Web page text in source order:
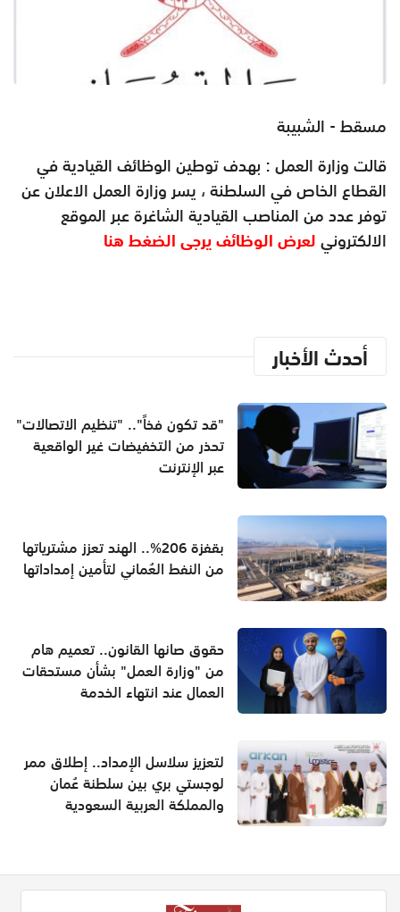
مسقط - الشبيبة
قالت وزارة العمل : بهدف توطين الوظائف القيادية في
القطاع الخاص في السلطنة ، يسر وزارة العمل الاعلان عن
توفر عدد من المناصب القيادية الشاغرة عبر الموقع
الالكترونيلعرض الوظائف يرجى الضغط هنا
أحدث الأخبار
"قد تكون فخاً".. "تنظيم الاتصالات"
تحذر من التخفيضات غير الواقعية
عبر الإنترنت
بقفزة 206%.. الهند تعزز مشترياتها
من النفط العُماني لتأمين إمداداتها
حقوق صانها القانون.. تعميم هام
من "وزارة العمل" بشأن مستحقات
العمال عند انتهاء الخدمة
لتعزيز سلاسل الإمداد.. إطلاق ممر
لوجستي بري بين سلطنة عُمان
والمملكة العربية السعودية